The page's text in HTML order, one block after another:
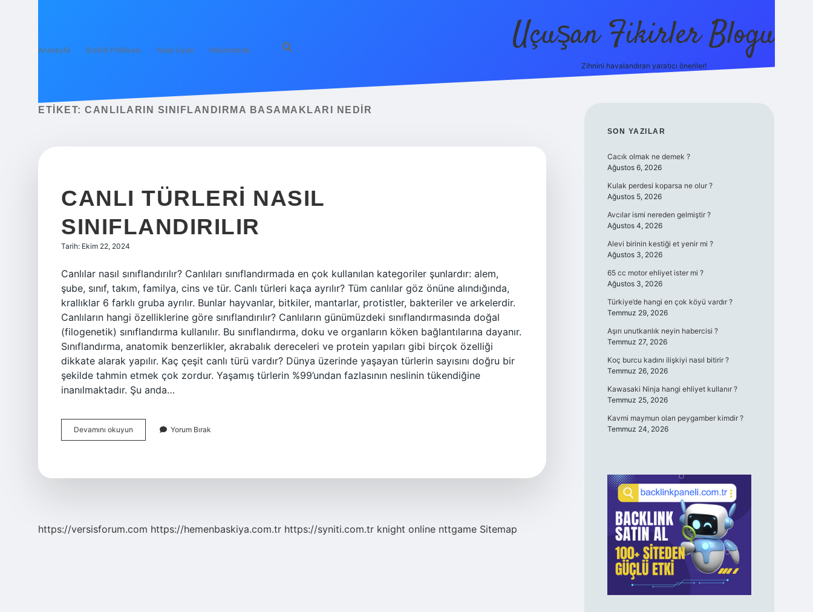
Anasayfa Gizlilik Politikası Yasal Uyarı Hakkımızda Uçuşan Fikirler Blogu
Zihnini havalandıran yaratıcı öneriler!
ETIKET: CANLILARIN SINIFLANDIRMA BASAMAKLARI NEDIR
CANLI TÜRLERI NASIL
SINIFLANDIRILIR
Tarih: Ekim 22, 2024
Canlılar nasıl sınıflandırılır? Canlıları sınıflandırmada en çok kullanılan kategoriler şunlardır: alem,
şube, sınıf, takım, familya, cins ve tür. Canlı türleri kaça ayrılır? Tüm canlılar göz önüne alındığında,
krallıklar 6 farklı gruba ayrılır. Bunlar hayvanlar, bitkiler, mantarlar, protistler, bakteriler ve arkelerdir.
Canlıların hangi özelliklerine göre sınıflandırılır? Canlıların günümüzdeki sınıflandırmasında doğal
(filogenetik) sınıflandırma kullanılır. Bu sınıflandırma, doku ve organların köken bağlantılarına dayanır.
Sınıflandırma, anatomik benzerlikler, akrabalık dereceleri ve protein yapıları gibi birçok özelliği
dikkate alarak yapılır. Kaç çeşit canlı türü vardır? Dünya üzerinde yaşayan türlerin sayısını doğru bir
şekilde tahmin etmek çok zordur. Yaşamış türlerin %99’undan fazlasının neslinin tükendiğine
inanılmaktadır. Şu anda…
Devamını okuyun
Türleri
Yorum Bırak
https://versisforum.com https://hemenbaskiya.com.tr https://syniti.com.tr knight online nttgame Sitemap
SIDEBAR
SON YAZILAR
Cacık olmak ne demek ?
Ağustos 6, 2026
Kulak perdesi koparsa ne olur ?
Ağustos 5, 2026
Avcılar ismi nereden gelmiştir ?
Ağustos 4, 2026
Alevi birinin kestiği et yenir mi ?
Ağustos 3, 2026
65 cc motor ehliyet ister mi ?
Ağustos 3, 2026
Türkiye’de hangi en çok köyü vardır ?
Temmuz 29, 2026
Aşırı unutkanlık neyin habercisi ?
Temmuz 27, 2026
Koç burcu kadını ilişkiyi nasıl bitirir ?
Temmuz 26, 2026
Kawasaki Ninja hangi ehliyet kullanır ?
Temmuz 25, 2026
Kavmi maymun olan peygamber kimdir ?
Temmuz 24, 2026